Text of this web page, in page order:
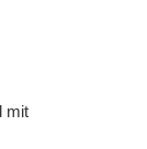
mit